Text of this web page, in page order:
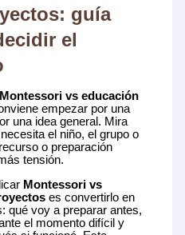
guía
el
Montessori vs educación
empezar por una
una idea general. Mira
el niño, el grupo o
o preparación
tensión.
Montessori vs
es convertirlo en
qué voy a preparar antes,
el momento difícil y